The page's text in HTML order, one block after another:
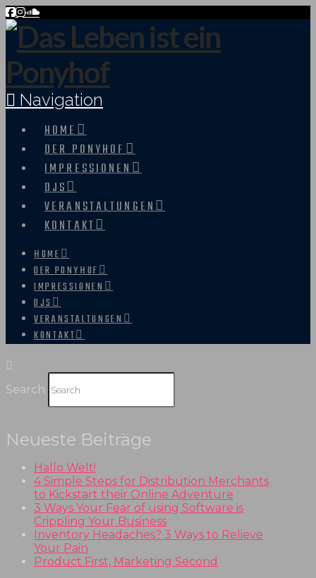
Navigation
HOME
DER PONYHOF
IMPRESSIONEN
DJS
VERANSTALTUNGEN
KONTAKT
HOME
DER PONYHOF
IMPRESSIONEN
DJS
VERANSTALTUNGEN
KONTAKT
Search
Neueste Beiträge
Hallo Welt!
4 Simple Steps for Distribution Merchants
to Kickstart their Online Adventure
3 Ways Your Fear of using Software is
Crippling Your Business
Inventory Headaches? 3 Ways to Relieve
Your Pain
Product First, Marketing Second